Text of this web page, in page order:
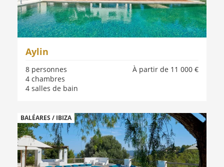
Aylin
À partir de 11 000 €
8 personnes
4 chambres
4 salles de bain
BALÉARES / IBIZA